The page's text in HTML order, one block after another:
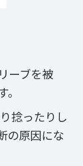
ーブを被
捻ったりし
の原因にな